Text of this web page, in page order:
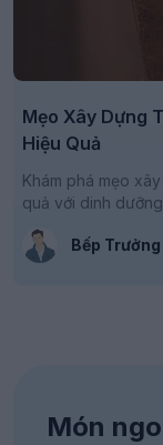
Mẹo Xây Dựng
Hiệu Quả
Khám phá mẹo
quả với dinh
Bếp Trưởng
Món